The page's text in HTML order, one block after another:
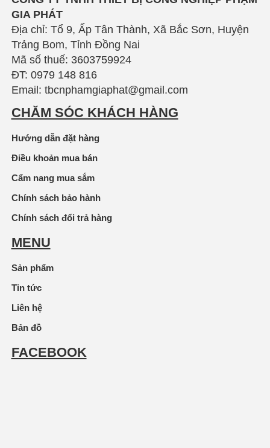
GIA PHÁT
Địa chỉ: Tổ 9, Ấp Tân Thành, Xã Bắc Sơn, Huyện
Trảng Bom, Tỉnh Đồng Nai
Mã số thuế: 3603759924
ĐT: 0979 148 816
Email: tbcnphamgiaphat@gmail.com
CHĂM SÓC KHÁCH HÀNG
Hướng dẫn đặt hàng
Điều khoản mua bán
Cẩm nang mua sắm
Chính sách bảo hành
Chính sách đổi trả hàng
MENU
Sản phẩm
Tin tức
Liên hệ
Bản đồ
FACEBOOK